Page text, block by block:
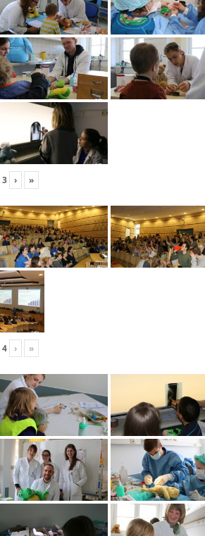
3 › »
4 › »